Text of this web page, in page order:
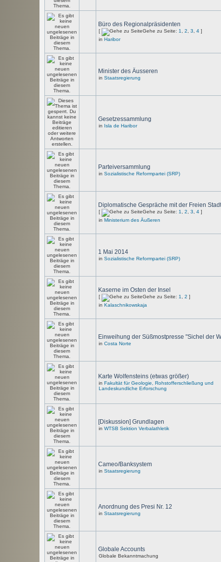
Büro des Regionalpräsidenten
[ Gehe zu Seite: 1 2 3 4 ]
in Haribor
Minister des Äusseren
in Staatsregierung
Gesetzessammlung
in Isla de Haribor
Parteiversammlung
in Sozialistische Reformpartei (SRP)
Diplomatische Gespräche mit der Freien
[ Gehe zu Seite: 1 2 3 4 ]
in Ministerium des Äußeren
1 Mai 2014
in Sozialistische Reformpartei (SRP)
Kaserne im Osten der Insel
[ Gehe zu Seite: 1 2 ]
in Kalaschnikowskaja
Einweihung der Süßmostpresse "Sichel der
in Costa Norte
Karte Wolfensteins (etwas größer)
in Fakultät für Geologie, Rohstofferschließung und
Landeskundliche Erforschung
[Diskussion] Grundlagen
in WTSB Sektion Verbalathletik
Cameo/Banksystem
in Staatsregierung
Anordnung des Presi Nr. 12
in Staatsregierung
Globale Accounts
Globale Bekanntmachung